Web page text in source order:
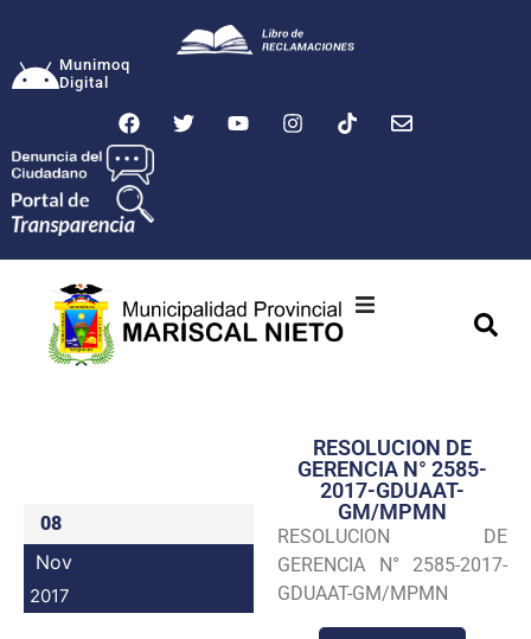
Munimoq
Digital
Transparencia
Seguridad
Programas
08
Nov
2017
RESOLUCION DE
GERENCIA N° 2585-
2017-GDUAAT-
GM/MPMN
RESOLUCION DE
GERENCIA N° 2585-2017-
GDUAAT-GM/MPMN